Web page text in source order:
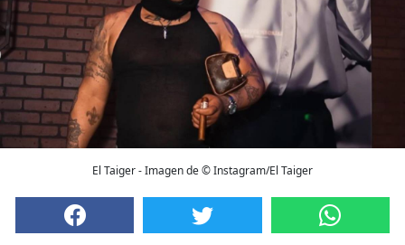
El Taiger - Imagen de © Instagram/El Taiger